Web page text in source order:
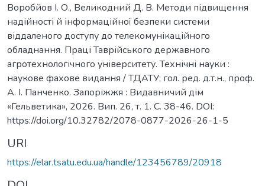
Воробйов І. О., Великодний Д. В. Методи підвищення
надійності й інформаційної безпеки системи
віддаленого доступу до телекомунікаційного
обладнання. Праці Таврійського державного
агротехнологічного університету. Технічні науки :
наукове фахове видання / ТДАТУ; гол. ред. д.т.н., проф.
А. І. Панченко. Запоріжжя : Видавничий дім
«Гельветика», 2026. Вип. 26, т. 1. С. 38-46. DOI:
https://doi.org/10.32782/2078-0877-2026-26-1-5
URI
https://elar.tsatu.edu.ua/handle/123456789/20918